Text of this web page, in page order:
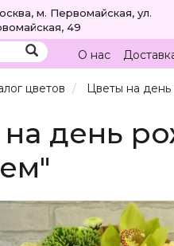
м. Первомайская, ул.
49
О нас
цветов Цветы на
на день